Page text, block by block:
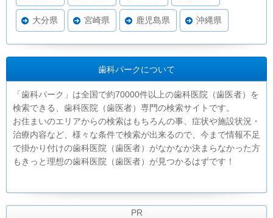
大分県 宮崎県 鹿児島県 沖縄県
歯科パークについて
「歯科パーク」は全国で約70000件以上の歯科医院（歯医者）を
検索できる、歯科医院（歯医者）専門の検索サイトです。
お住まいのエリアからの検索はもちろんの事、症状や施設状況・
治療内容など、様々な条件で検索が出来るので、今まで情報不足
で掛かり付けの歯科医院（歯医者）がなかなか決まらなかった方
もきっと理想の歯科医院（歯医者）が見つかるはずです！
PR